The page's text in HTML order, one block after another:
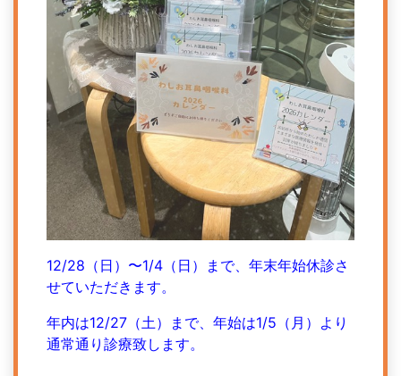
12/28（日）〜1/4（日）まで、年末年始休診さ
せていただきます。
年内は12/27（土）まで、年始は1/5（月）より
通常通り診療致します。